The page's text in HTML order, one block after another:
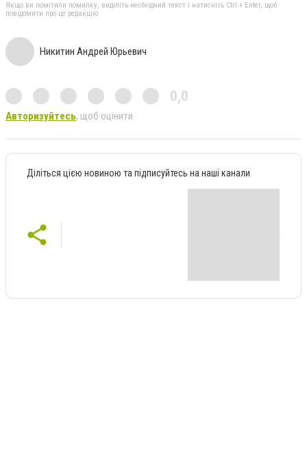
Якщо ви помітили помилку, виділіть необхідний текст і натисніть Ctrl + Enter, щоб
повідомити про це редакцію
Никитин Андрей Юрьевич
0,0
Авторизуйтесь, щоб оцінити
Діліться цією новиною та підписуйтесь на наші канали